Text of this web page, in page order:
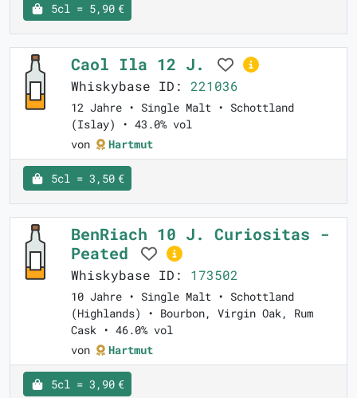
5cl = 5,90 €
Caol Ila 12 J.
Whiskybase ID: 221036
12 Jahre • Single Malt • Schottland
(Islay) • 43.0% vol
von
Hartmut
5cl = 3,50 €
BenRiach 10 J. Curiositas -
Peated
Whiskybase ID: 173502
10 Jahre • Single Malt • Schottland
(Highlands) • Bourbon, Virgin Oak, Rum
Cask • 46.0% vol
von
Hartmut
5cl = 3,90 €